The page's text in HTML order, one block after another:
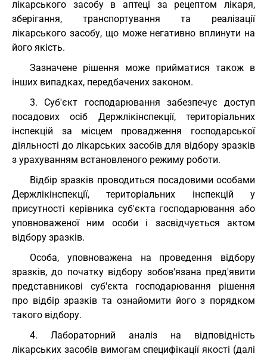
лікарського засобу в аптеці за рецептом лікаря,
зберігання, транспортування та реалізації
лікарського засобу, що може негативно вплинути на
його якість.
Зазначене рішення може прийматися також в
інших випадках, передбачених законом.
3. Суб'єкт господарювання забезпечує доступ
посадових осіб Держлікінспекції, територіальних
інспекцій за місцем провадження господарської
діяльності до лікарських засобів для відбору зразків
з урахуванням встановленого режиму роботи.
Відбір зразків проводиться посадовими особами
Держлікінспекції, територіальних інспекцій у
присутності керівника суб'єкта господарювання або
уповноваженої ним особи і засвідчується актом
відбору зразків.
Особа, уповноважена на проведення відбору
зразків, до початку відбору зобов'язана пред'явити
представникові суб'єкта господарювання рішення
про відбір зразків та ознайомити його з порядком
такого відбору.
4. Лабораторний аналіз на відповідність
лікарських засобів вимогам специфікації якості (далі